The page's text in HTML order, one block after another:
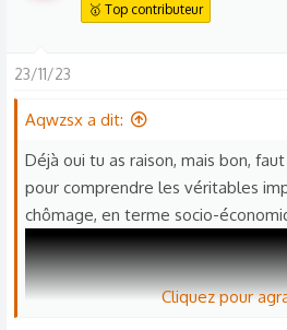
🥇 Top contributeur
23/11/23
Aqwzsx a dit:
Déjà oui tu as raison, mais bon,
pour comprendre les véritables
chômage, en terme socio-
Cliquez pour